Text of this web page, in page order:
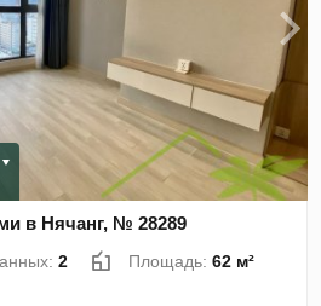
в Нячанг, № 28289
2 Площадь:62 м²